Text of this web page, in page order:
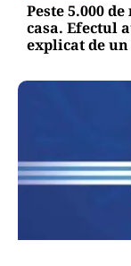
Peste 5.000
casa. Efectul
explicat de